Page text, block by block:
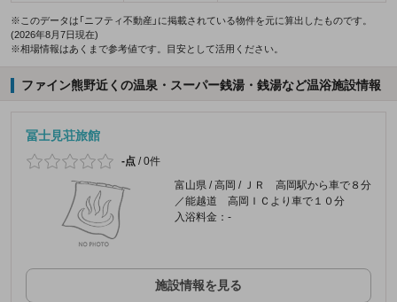
※このデータは「ニフティ不動産」に掲載されている物件を元に算出したものです。
(2026年8月7日現在)
※相場情報はあくまで参考値です。目安として活用ください。
ファイン熊野近くの温泉・スーパー銭湯・銭湯など温浴施設情報
冨士見荘旅館
-点 /0件
富山県 / 高岡 / ＪＲ 高岡駅から車で８分
／能越道 高岡ＩＣより車で１０分
入浴料金：-
施設情報を見る